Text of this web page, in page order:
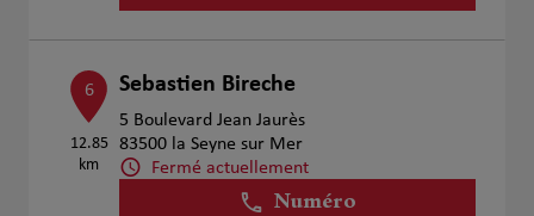
6
12.85
km
Sebastien Bireche
5 Boulevard Jean Jaurès
83500 la Seyne sur Mer
Fermé actuellement
Numéro